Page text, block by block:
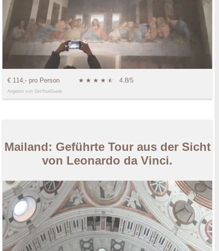
€ 114,- pro Person ★ ★ ★ ★ ★
☆ 4.8/5
Angebot von GetYourGuide
Mailand: Geführte Tour aus der Sicht
von Leonardo da Vinci.